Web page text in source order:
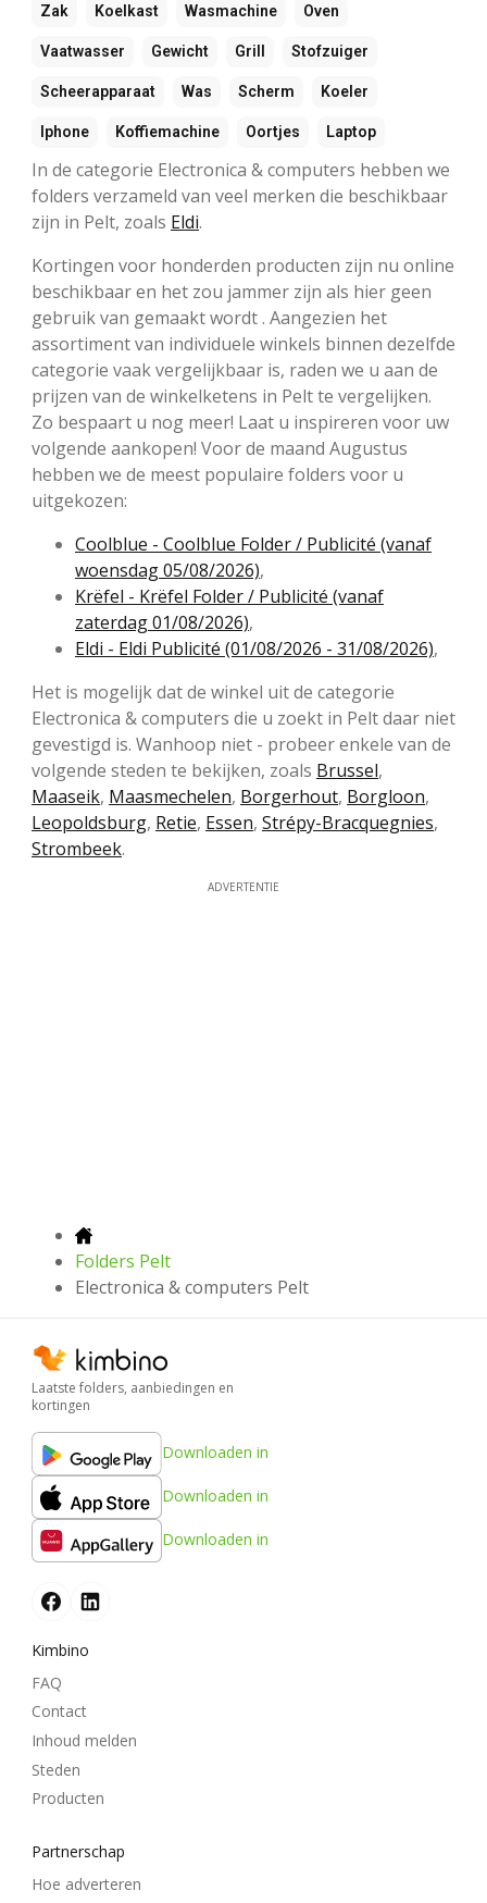
Zak Koelkast Wasmachine Oven
Vaatwasser Gewicht Grill Stofzuiger
Scheerapparaat Was Scherm Koeler
Iphone Koffiemachine Oortjes Laptop
In de categorie Electronica & computers hebben we
folders verzameld van veel merken die beschikbaar
zijn in Pelt, zoals Eldi.
Kortingen voor honderden producten zijn nu online
beschikbaar en het zou jammer zijn als hier geen
gebruik van gemaakt wordt . Aangezien het
assortiment van individuele winkels binnen dezelfde
categorie vaak vergelijkbaar is, raden we u aan de
prijzen van de winkelketens in Pelt te vergelijken.
Zo bespaart u nog meer! Laat u inspireren voor uw
volgende aankopen! Voor de maand Augustus
hebben we de meest populaire folders voor u
uitgekozen:
Coolblue - Coolblue Folder / Publicité (vanaf
woensdag 05/08/2026),
Krëfel - Krëfel Folder / Publicité (vanaf
zaterdag 01/08/2026),
Eldi - Eldi Publicité (01/08/2026 - 31/08/2026),
Het is mogelijk dat de winkel uit de categorie
Electronica & computers die u zoekt in Pelt daar niet
gevestigd is. Wanhoop niet - probeer enkele van de
volgende steden te bekijken, zoals Brussel,
Maaseik, Maasmechelen, Borgerhout, Borgloon,
Leopoldsburg, Retie, Essen, Strépy-Bracquegnies,
Strombeek.
ADVERTENTIE
Folders Pelt
Electronica & computers Pelt
Laatste folders, aanbiedingen en
kortingen
Downloaden in
Downloaden in
Downloaden in
Kimbino
FAQ
Contact
Inhoud melden
Steden
Producten
Partnerschap
Hoe adverteren